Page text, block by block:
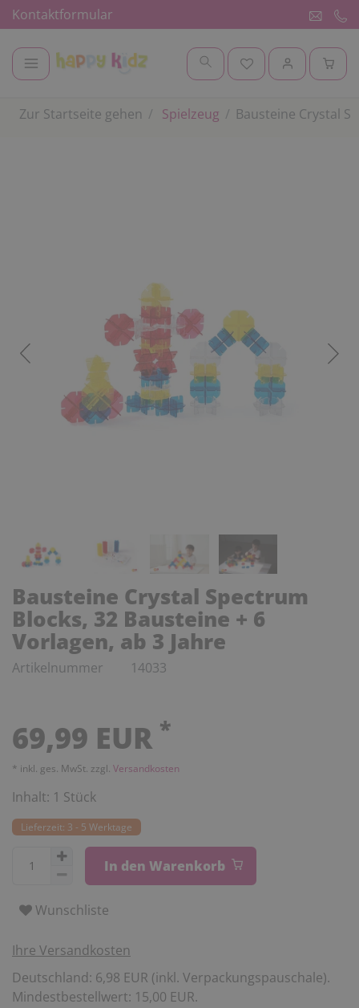
Kontaktformular
Zur Startseite gehen Spielzeug Bausteine Crystal
Bausteine Crystal Spectrum
Blocks, 32 Bausteine + 6
Vorlagen, ab 3 Jahre
Artikelnummer 14033
69,99 EUR *
* inkl. ges. MwSt. zzgl. Versandkosten
Inhalt: 1 Stück
Lieferzeit: 3 - 5 Werktage
In den Warenkorb
Wunschliste
Ihre Versandkosten
Deutschland: 6,98 EUR (inkl. Verpackungspauschale).
Mindestbestellwert: 15,00 EUR.